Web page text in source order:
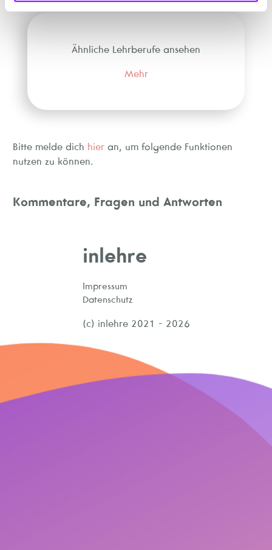
Ähnliche Lehrberufe ansehen
Mehr
Bitte melde dich hier an, um folgende Funktionen
nutzen zu können.
Kommentare, Fragen und Antworten
inlehre
Impressum
Datenschutz
(c) inlehre 2021 - 2026